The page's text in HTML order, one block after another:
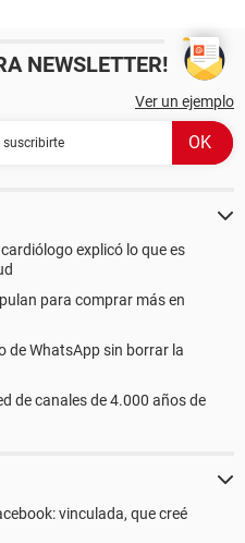
NEWSLETTER!
Ver un ejemplo
explicó lo que es
para comprar más en
de WhatsApp sin borrar la
de canales de 4.000 años de
vinculada, que creé